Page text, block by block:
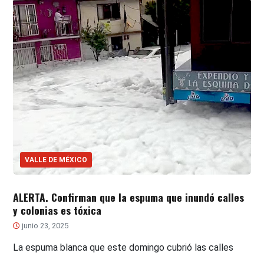
VALLE DE MÉXICO
ALERTA. Confirman que la espuma que inundó calles
y colonias es tóxica
junio 23, 2025
La espuma blanca que este domingo cubrió las calles